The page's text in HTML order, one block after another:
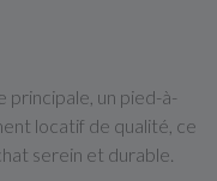
un pied-à-
locatif de qualité, ce
serein et durable.